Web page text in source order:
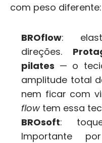
com peso diferente:
BROflow:
direções.
pilates — o
amplitude total
flow tem essa
BROsoft:
Importante